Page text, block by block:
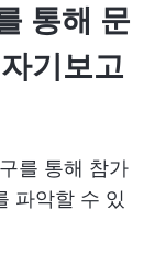
통해 문
기보고
를 통해 참가
파악할 수 있